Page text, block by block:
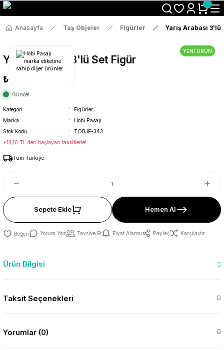
Size Özel "HG10" Koduyla Sepette Hemen %10 İndirimi Kaçırma
Anasayfa Taş Objeler Figürler Yarış Arabası 3'lü
YENİ ÜRÜN
Yarış Arabası 3'lü Set Figür
₺69
Güncel
Kategori
Figürler
Marka
Hobi Pasajı
Stok Kodu
TOBJE-343
*13,10 TL den başlayan taksitlerle!
Tüm Türkiye
Sepete Ekle Hemen Al
Yorum Yaz Tavsiye Et Fiyat Alarmı Paylaş Karşılaştır
Ürün Bilgisi
Taksit Seçenekleri
Yorumlar (0)